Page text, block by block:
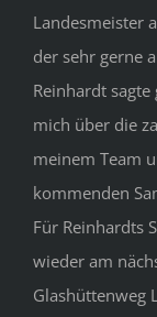
Landesmeister
der sehr gerne
Reinhardt sagte
mich über die
meinem Team
kommenden
Für Reinhardts
wieder am
Glashüttenweg